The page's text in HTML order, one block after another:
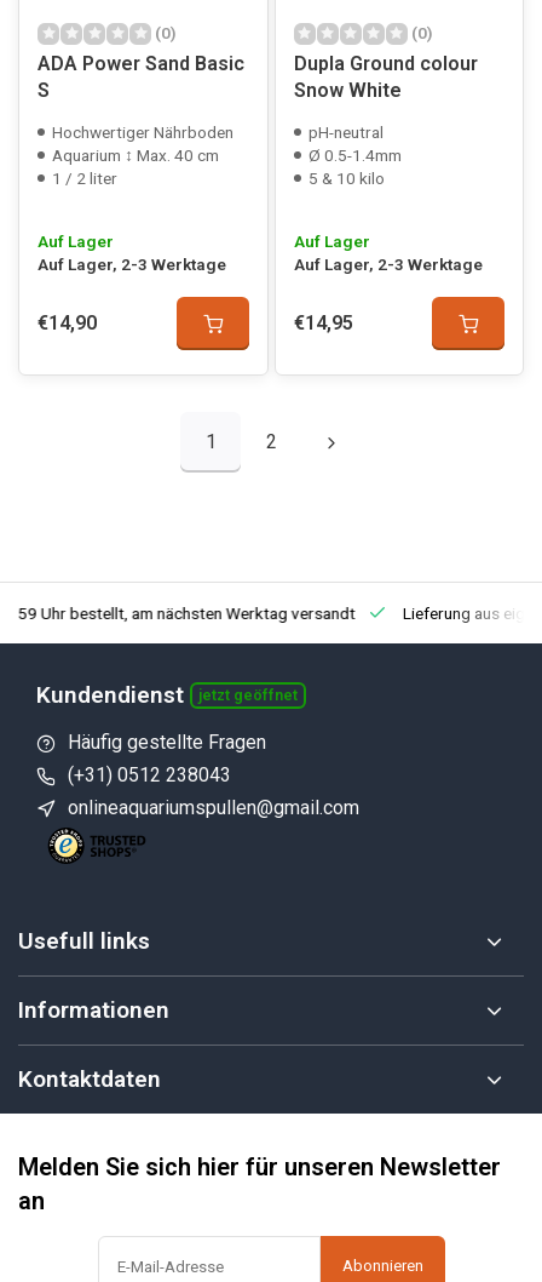
(0)
ADA Power Sand Basic
S
Hochwertiger Nährboden
Aquarium ↕ Max. 40 cm
1 / 2 liter
Auf Lager
Auf Lager, 2-3 Werktage
€14,90
(0)
Dupla Ground colour
Snow White
pH-neutral
Ø 0.5-1.4mm
5 & 10 kilo
Auf Lager
Auf Lager, 2-3 Werktage
€14,95
1 2
Uhr bestellt, am nächsten Werktag versandt Lieferung aus
Kundendienst jetzt geöffnet
Häufig gestellte Fragen
(+31) 0512 238043
onlineaquariumspullen@gmail.com
Usefull links
Informationen
Kontaktdaten
Melden Sie sich hier für unseren Newsletter
an
Abonnieren